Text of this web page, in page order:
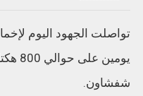
تواصلت الجهود اليوم
شفشاون.